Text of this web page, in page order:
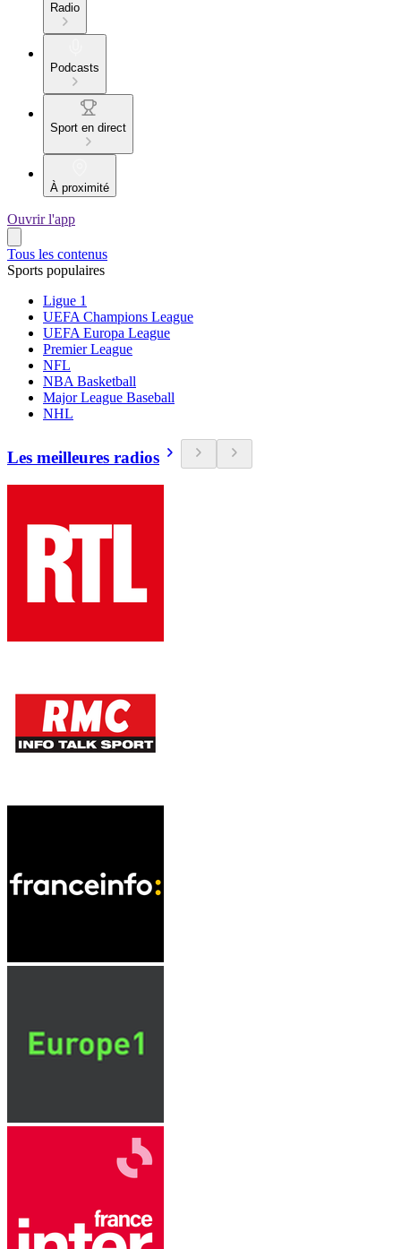
Radio
Podcasts
Sport en direct
À proximité
Ouvrir l'app
Tous les contenus
Sports populaires
Ligue 1
UEFA Champions League
UEFA Europa League
Premier League
NFL
NBA Basketball
Major League Baseball
NHL
Les meilleures radios